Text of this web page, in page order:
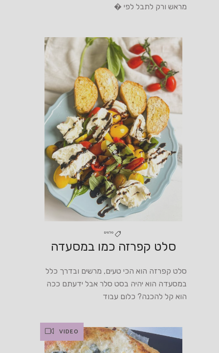
מראש ורק לתבל לפי �
סלטים
סלט קפרזה כמו במסעדה
סלט קפרזה הוא הכי טעים, מרשים ובדרך כלל
במסעדה הוא יהיה בסט סלר אבל ידעתם ככה
הוא קל להכנה? כלום עבוד
VIDEO